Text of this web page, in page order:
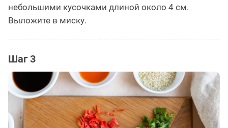
небольшими кусочками длиной около 4 см.
Выложите в миску.
Шаг 3